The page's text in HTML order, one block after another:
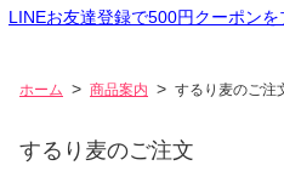
LINEお友達登録で500円クーポンを
ホーム 商品案内 するり麦のご注
するり麦のご注文